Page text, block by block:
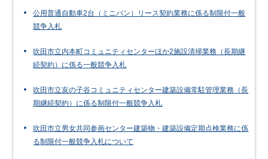
公用普通自動車2台（ミニバン）リース契約業務に係る制限付一般
競争入札
吹田市立内本町コミュニティセンターほか2施設清掃業務（長期継
続契約）に係る一般競争入札
吹田市立亥の子谷コミュニティセンター建築設備常駐管理業務（長
期継続契約）に係る制限付一般競争入札
吹田市立男女共同参画センター建築物・建築設備定期点検業務に係
る制限付一般競争入札について